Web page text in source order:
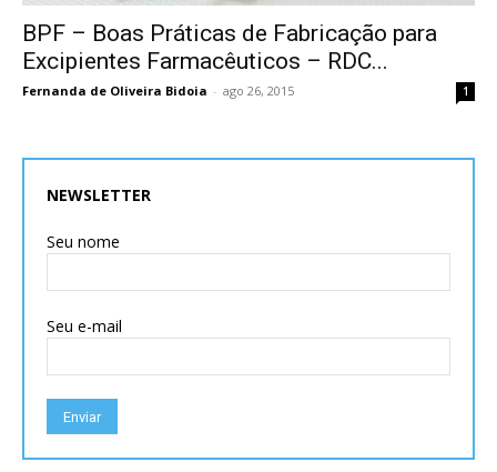
BPF – Boas Práticas de Fabricação para
Excipientes Farmacêuticos – RDC...
Fernanda de Oliveira Bidoia - ago 26, 2015 1
NEWSLETTER
Seu nome
Seu e-mail